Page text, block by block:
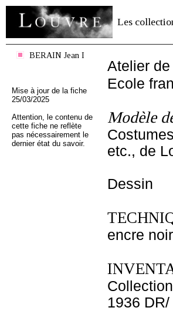
Les
BERAIN Jean I
Mise à jour de la fiche
25/03/2025
Attention, le contenu de
cette fiche ne reflète
pas nécessairement le
dernier état du savoir.
Atelier de
Ecole
Modèle
etc., de
Dessin
encre
1936